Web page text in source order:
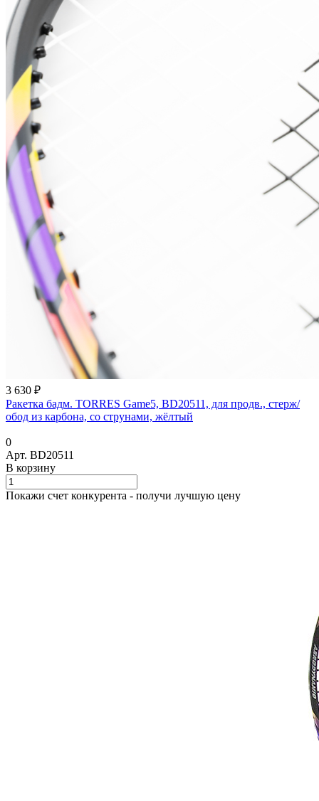
3 630 ₽
Ракетка бадм. TORRES Game5, BD20511, для продв., стерж/
обод из карбона, со струнами, жёлтый
0
Арт. BD20511
В корзину
Покажи счет конкурента - получи лучшую цену